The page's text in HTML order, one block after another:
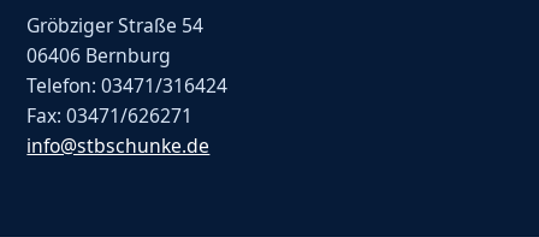
Gröbziger Straße 54
06406 Bernburg
Telefon: 03471/316424
Fax: 03471/626271
info@stbschunke.de